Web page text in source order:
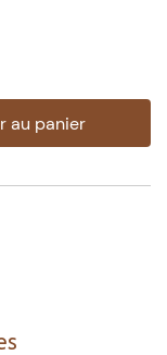
au panier